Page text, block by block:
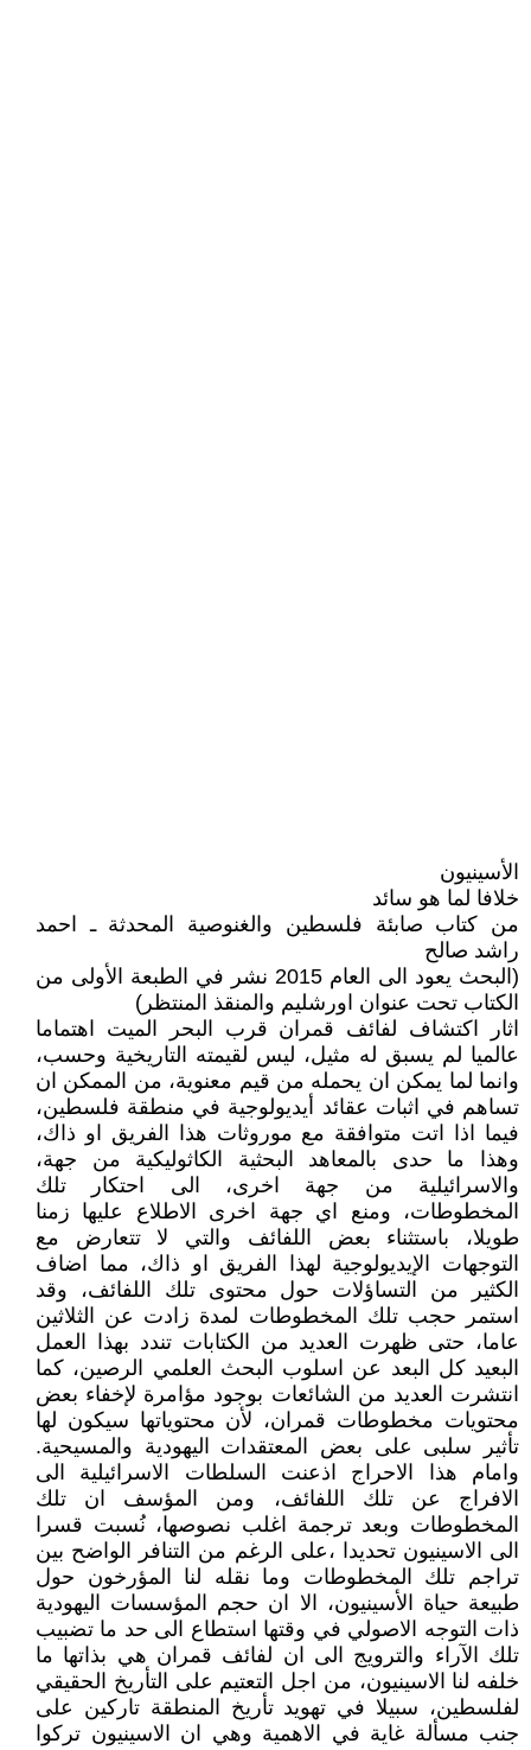
الأسينيون
خلافا لما هو سائد
من كتاب صابئة فلسطين والغنوصية المحدثة ـ احمد
راشد صالح
(البحث يعود الى العام 2015 نشر في الطبعة الأولى من
الكتاب تحت عنوان اورشليم والمنقذ المنتظر)
اثار اكتشاف لفائف قمران قرب البحر الميت اهتماما
عالميا لم يسبق له مثيل، ليس لقيمته التاريخية وحسب،
وانما لما يمكن ان يحمله من قيم معنوية، من الممكن ان
تساهم في اثبات عقائد أيديولوجية في منطقة فلسطين،
فيما اذا اتت متوافقة مع موروثات هذا الفريق او ذاك،
وهذا ما حدى بالمعاهد البحثية الكاثوليكية من جهة،
والاسرائيلية من جهة اخرى، الى احتكار تلك
المخطوطات، ومنع اي جهة اخرى الاطلاع عليها زمنا
طويلا، باستثناء بعض اللفائف والتي لا تتعارض مع
التوجهات الإيديولوجية لهذا الفريق او ذاك، مما اضاف
الكثير من التساؤلات حول محتوى تلك اللفائف، وقد
استمر حجب تلك المخطوطات لمدة زادت عن الثلاثين
عاما، حتى ظهرت العديد من الكتابات تندد بهذا العمل
البعيد كل البعد عن اسلوب البحث العلمي الرصين، كما
انتشرت العديد من الشائعات بوجود مؤامرة لإخفاء بعض
محتويات مخطوطات قمران، لأن محتوياتها سيكون لها
تأثير سلبى على بعض المعتقدات اليهودية والمسيحية.
وامام هذا الاحراج اذعنت السلطات الاسرائيلية الى
الافراج عن تلك اللفائف، ومن المؤسف ان تلك
المخطوطات وبعد ترجمة اغلب نصوصها، نُسبت قسرا
الى الاسينيون تحديدا ،على الرغم من التنافر الواضح بين
تراجم تلك المخطوطات وما نقله لنا المؤرخون حول
طبيعة حياة الأسينيون، الا ان حجم المؤسسات اليهودية
ذات التوجه الاصولي في وقتها استطاع الى حد ما تضبيب
تلك الآراء والترويج الى ان لفائف قمران هي بذاتها ما
خلفه لنا الاسينيون، من اجل التعتيم على التأريخ الحقيقي
لفلسطين، سبيلا في تهويد تأريخ المنطقة تاركين على
جنب مسألة غاية في الاهمية وهي ان الاسينيون تركوا